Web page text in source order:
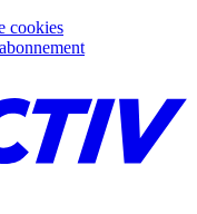
cookies